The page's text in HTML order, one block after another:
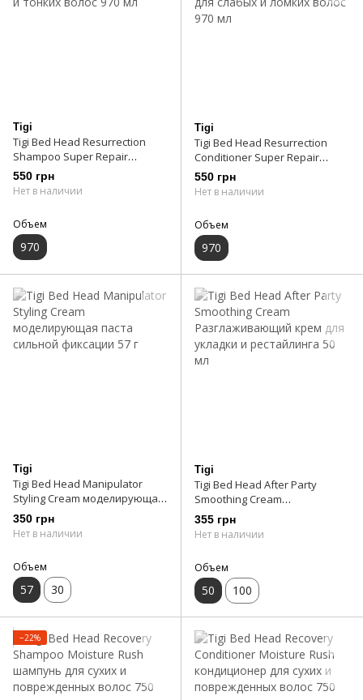
Tigi
Tigi Bed Head Resurrection
Shampoo Super Repair
шампунь для слабых и
тонких волос 970 мл
550 грн
Нет в наличии
Объем
970
Tigi
Tigi Bed Head Resurrection
Conditioner Super Repair
кондиционер для слабых и
ломких волос 970 мл
550 грн
Нет в наличии
Объем
970
Tigi
Tigi Bed Head Manipulator
Styling Cream моделирующая
паста сильной фиксации 57 г
350 грн
Нет в наличии
Объем
57 30
Tigi
Tigi Bed Head After Party
Smoothing Cream
Разглаживающий крем для
укладки и рестайлинга 50 мл
355 грн
Нет в наличии
Объем
50 100
−22%